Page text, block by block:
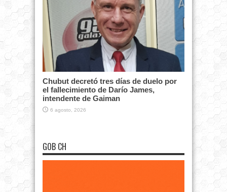
Chubut decretó tres días de duelo por
el fallecimiento de Darío James,
intendente de Gaiman
6 agosto, 2026
GOB CH